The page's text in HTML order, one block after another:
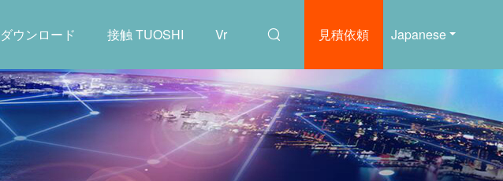
Japanese
見積依頼
ダウンロード 接触 TUOSHI Vr